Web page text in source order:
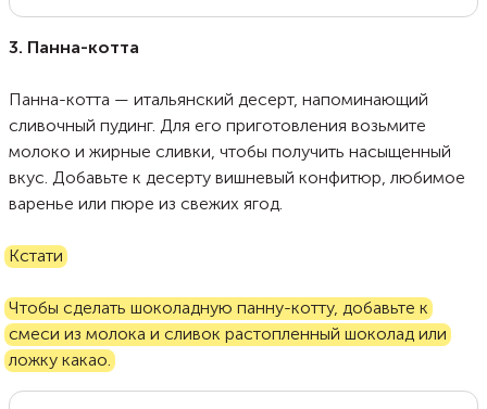
сиропом, который придется вам по вкусу. Готовый напиток
здоровья. Он является источником калия, кальция и витамина D,
серотонина.
3. Панна-котта
Панна-котта — итальянский десерт, напоминающий
сливочный пудинг. Для его приготовления возьмите
молоко и жирные сливки, чтобы получить насыщенный
вкус. Добавьте к десерту вишневый конфитюр, любимое
варенье или пюре из свежих ягод.
Кстати
Чтобы сделать шоколадную панну-котту, добавьте к
смеси из молока и сливок растопленный шоколад или
ложку какао.